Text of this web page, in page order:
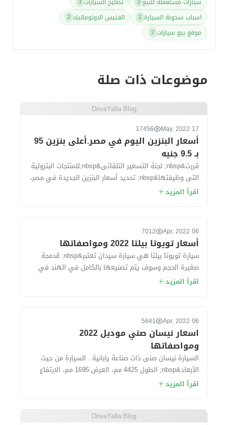
اسباب سخونة السيارة 2 الفتيس الاوتوماتيك 2
موقع بيع سيارات 2
موضوعات ذات صلة
DriveYalla Blog
17 May, 2022
17456
أسعار البنزين اليوم في مصر.أعلى بنزين 95
بـ 9.5 جنيه
قررت&nbsp; لجنة التسعير التلقائى&nbsp;للمنتجات البترولية
التى وظيفتها&nbsp; تحديد أسعار البنزين الجديدة في مصر،
وقد تهدف لجنة التسعير إلى تح...
اقرأ المزيد
06 Apr, 2022
7012
أسعار تويوتا بيلتا 2022 ومواصفاتها
سيارة تويوتا بيلتا هي سيارة سيدان تعتبر&nbsp; مُدمجة
صغيرة الحجم وسوف يتم تصنيعها بالكامل في الهند في
مصانع شركة سوزوكى ، حيث&nbsp; تُقدم ال...
اقرأ المزيد
06 Apr, 2022
5641
اسعار نيسان صني موديل 2022
ومواصفاتها
السيارة نيسان صنى ذات صناعة يابانية . السيارة من حيث
الأبعاد&nbsp; الطول 4425 مم، العرض 1695 مم، الارتفاع
1500 مم، قاعدة العجلات 260...
اقرأ المزيد
DriveYalla Blog